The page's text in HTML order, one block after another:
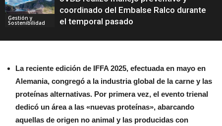
Gestión y
Sostenibilidad
coordinado del Embalse Ralco durante
el temporal pasado
La reciente edición de IFFA 2025, efectuada en mayo en
Alemania, congregó a la industria global de la carne y las
proteínas alternativas. Por primera vez, el evento trienal
dedicó un área a las «nuevas proteínas», abarcando
aquellas de origen no animal y las producidas con